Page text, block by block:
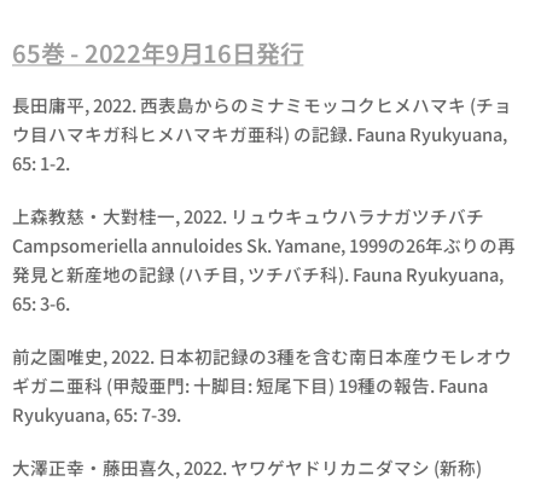
65巻 - 2022年9月16日発行
長田庸平, 2022. 西表島からのミナミモッコクヒメハマキ (チョ
ウ目ハマキガ科ヒメハマキガ亜科) の記録. Fauna Ryukyuana,
65: 1-2.
上森教慈・大對桂一, 2022. リュウキュウハラナガツチバチ
Campsomeriella annuloides Sk. Yamane, 1999の26年ぶりの再
発見と新産地の記録 (ハチ目, ツチバチ科). Fauna Ryukyuana,
65: 3-6.
前之園唯史, 2022. 日本初記録の3種を含む南日本産ウモレオウ
ギガニ亜科 (甲殻亜門: 十脚目: 短尾下目) 19種の報告. Fauna
Ryukyuana, 65: 7-39.
大澤正幸・藤田喜久, 2022. ヤワゲヤドリカニダマシ (新称)